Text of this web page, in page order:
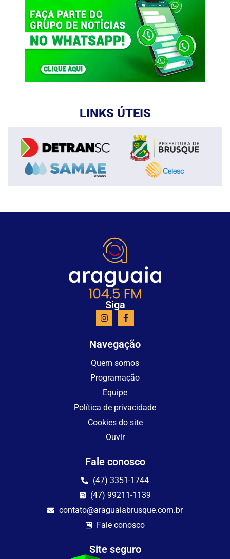
LINKS ÚTEIS
Siga
Navegação
Quem somos
Programação
Equipe
Política de privacidade
Cookies do site
Ouvir
Fale conosco
(47) 3351-1744
(47) 99211-1139
contato@araguaiabrusque.com.br
Fale conosco
Site seguro